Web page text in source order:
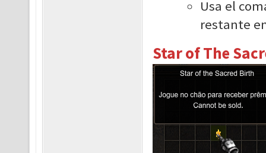
Usa el
restante
Star of The